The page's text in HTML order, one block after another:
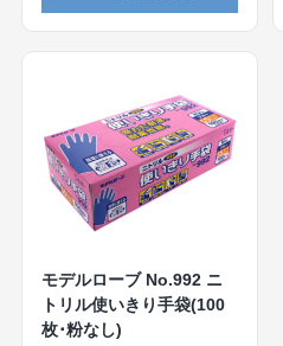
モデルローブ No.992 ニ
トリル使いきり手袋(100
枚･粉なし)